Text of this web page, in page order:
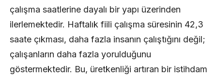
çalışma saatlerine dayalı bir yapı üzerinden
ilerlemektedir. Haftalık fiili çalışma süresinin 42,3
saate çıkması, daha fazla insanın çalıştığını değil;
çalışanların daha fazla yorulduğunu
göstermektedir. Bu, üretkenliği artıran bir istihdam